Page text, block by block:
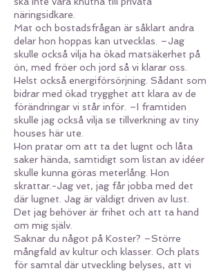
näringsidkare.
Mat och bostadsfrågan är såklart andra
delar hon hoppas kan utvecklas. –Jag
skulle också vilja ha ökad matsäkerhet på
ön, med fröer och jord så vi klarar oss.
Helst också energiförsörjning. Sådant som
bidrar med ökad trygghet att klara av de
förändringar vi står inför. –I framtiden
skulle jag också vilja se tillverkning av tiny
houses här ute.
Hon pratar om att ta det lugnt och låta
saker hända, samtidigt som listan av idéer
skulle kunna göras meterlång. Hon
skrattar.-Jag vet, jag får jobba med det
där lugnet. Jag är väldigt driven av lust.
Det jag behöver är frihet och att ta hand
om mig själv.
Saknar du något på Koster? –Större
mångfald av kultur och klasser. Och plats
för samtal där utveckling belyses, att vi